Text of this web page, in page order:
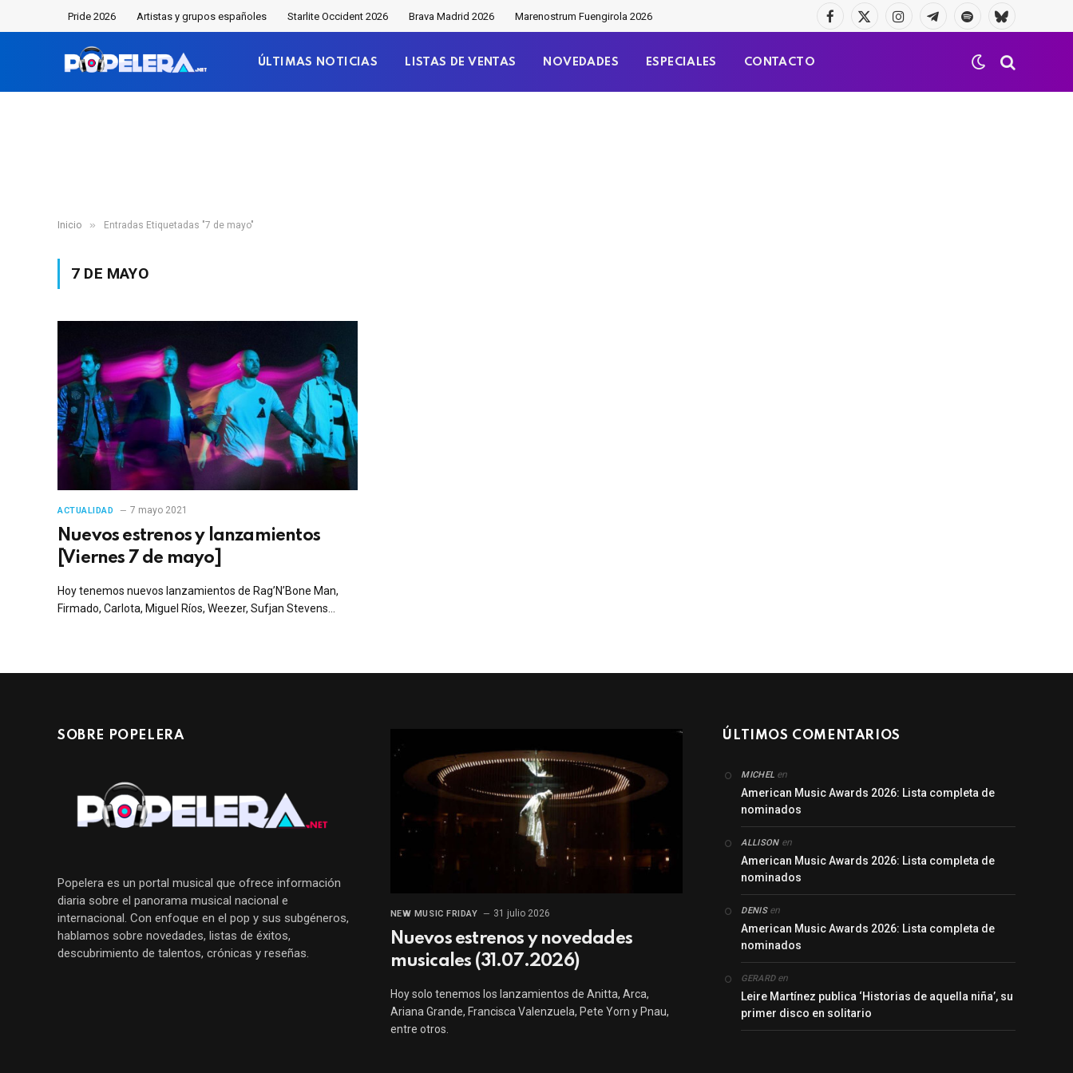
Pride 2026 Artistas y grupos españoles Starlite Occident 2026 Brava Madrid 2026 Marenostrum Fuengirola 2026
Facebook
X
InstagramTelegramaSpotifyBluesky
ÚLTIMAS NOTICIAS LISTAS DE VENTAS NOVEDADES ESPECIALES CONTACTO
Inicio » Entradas Etiquetadas "7 de mayo"
7 DE MAYO
ACTUALIDAD 7 mayo 2021
Nuevos estrenos y lanzamientos
[Viernes 7 de mayo]
Hoy tenemos nuevos lanzamientos de Rag’N’Bone Man,
Firmado, Carlota, Miguel Ríos, Weezer, Sufjan Stevens…
SOBRE POPELERA
Popelera es un portal musical que ofrece información
diaria sobre el panorama musical nacional e
internacional. Con enfoque en el pop y sus subgéneros,
hablamos sobre novedades, listas de éxitos,
descubrimiento de talentos, crónicas y reseñas.
NEW MUSIC FRIDAY 31 julio 2026
Nuevos estrenos y novedades
musicales (31.07.2026)
Hoy solo tenemos los lanzamientos de Anitta, Arca,
Ariana Grande, Francisca Valenzuela, Pete Yorn y Pnau,
entre otros.
ÚLTIMOS COMENTARIOS
MICHEL en
American Music Awards 2026: Lista completa de
nominados
ALLISONen
American Music Awards 2026: Lista completa de
nominados
DENISen
American Music Awards 2026: Lista completa de
nominados
GERARDen
Leire Martínez publica ‘Historias de aquella niña’, su
primer disco en solitario